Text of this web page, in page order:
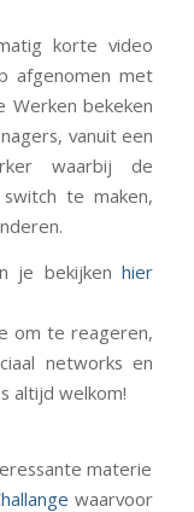
korte video
afgenomen met
bekeken
vanuit een
waarbij de
te maken,
je bekijkenhier
om te reageren,
networks en
altijd welkom!
materie
waarvoor